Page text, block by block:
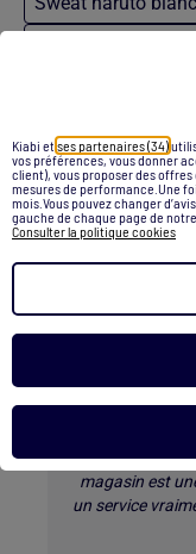
Kiabi et ses partenaires (34)
vos préférences, vous donner
client), vous proposer des
mesures de performance.Une
mois.Vous pouvez changer
gauche de chaque page de
Consulter la politique cookies
Retour au contenu
Les
E-
l’avance et
magasin est
un service